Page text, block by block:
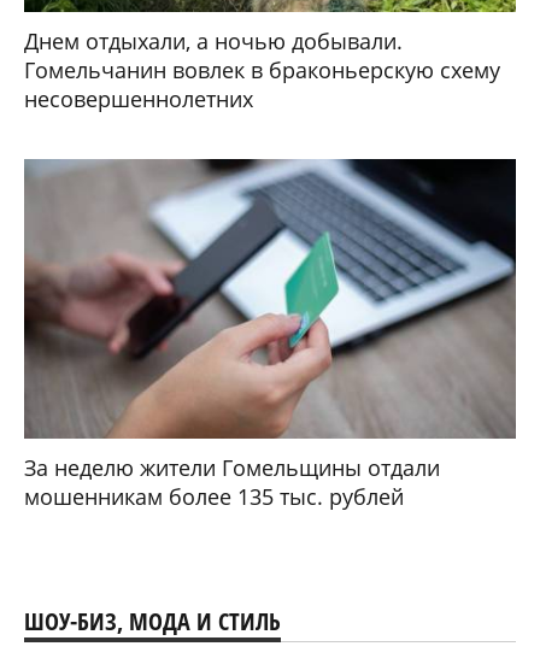
Днем отдыхали, а ночью добывали.
Гомельчанин вовлек в браконьерскую схему
несовершеннолетних
За неделю жители Гомельщины отдали
мошенникам более 135 тыс. рублей
ШОУ-БИЗ, МОДА И СТИЛЬ